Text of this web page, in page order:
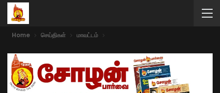
Home செய்திகள் மாவட்டம்